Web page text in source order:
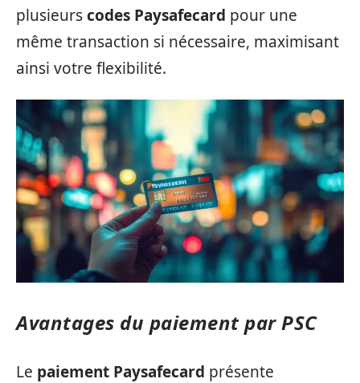
plusieurscodes Paysafecard pour une
même transaction si nécessaire, maximisant
ainsi votre flexibilité.
Avantages du paiement par PSC
Le paiement Paysafecard présente